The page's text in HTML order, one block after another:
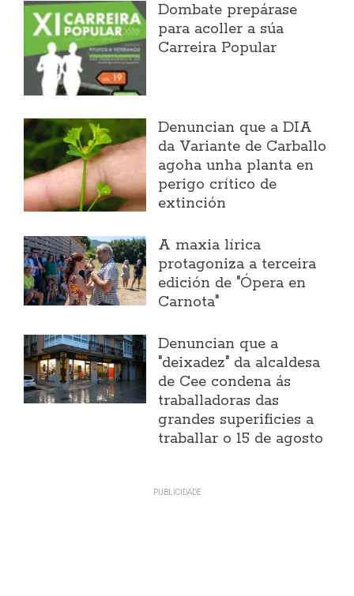
Dombate prepárase
para acoller a súa
Carreira Popular
Denuncian que a DIA
da Variante de Carballo
agoha unha planta en
perigo crítico de
extinción
A maxia lírica
protagoniza a terceira
edición de "Ópera en
Carnota"
Denuncian que a
"deixadez" da alcaldesa
de Cee condena ás
traballadoras das
grandes superificies a
traballar o 15 de agosto